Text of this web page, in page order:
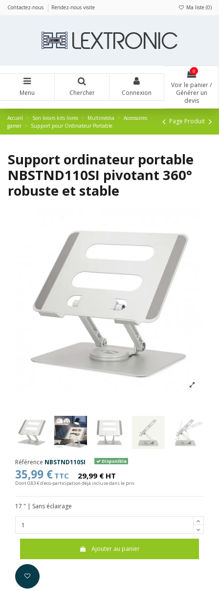
Contactez-nous Rendez-nous visite Ma liste (0)
Menu Chercher Connexion
0
Voir le panier /
Générer un
devis
Accueil Son loisirs kits livres Multimédia
Accessoires
gamer
Support pour Ordinateur Portable
Page Produit
Support ordinateur portable
NBSTND110SI pivotant 360°
robuste et stable
Référence NBSTND110SI Disponible
35,99 € TTC 29,99 € HT
Dont 0,83 € d'eco-participation déjà incluse dans le prix
17 " | Sans éclairage
Ajouter au panier
Panneau de gestion des cookies